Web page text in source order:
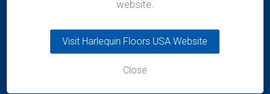
Uffici globali
website.
Visit Harlequin Floors USA Website
Close